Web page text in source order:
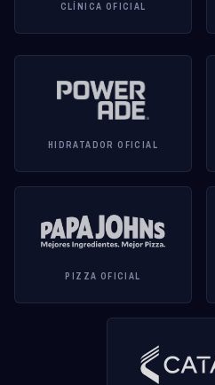
CLÍNICA OFICIAL
HIDRATADOR OFICIAL
PIZZA OFICIAL